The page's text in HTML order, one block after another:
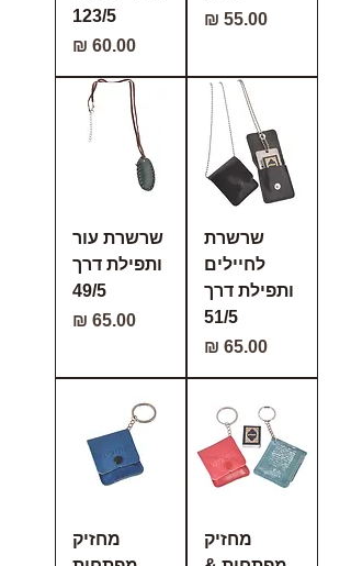
מחיר
123/5
מחיר
שרשרת
לחיילים
ותפילת דרך
51/5
מחיר
שרשרת עור
ותפילת דרך
49/5
מחיר
מחזיק
מחזיק